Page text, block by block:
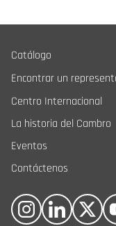
Catálogo
Encontrar un
Centro Internacional
La historia del Cambro
Eventos
Contáctenos